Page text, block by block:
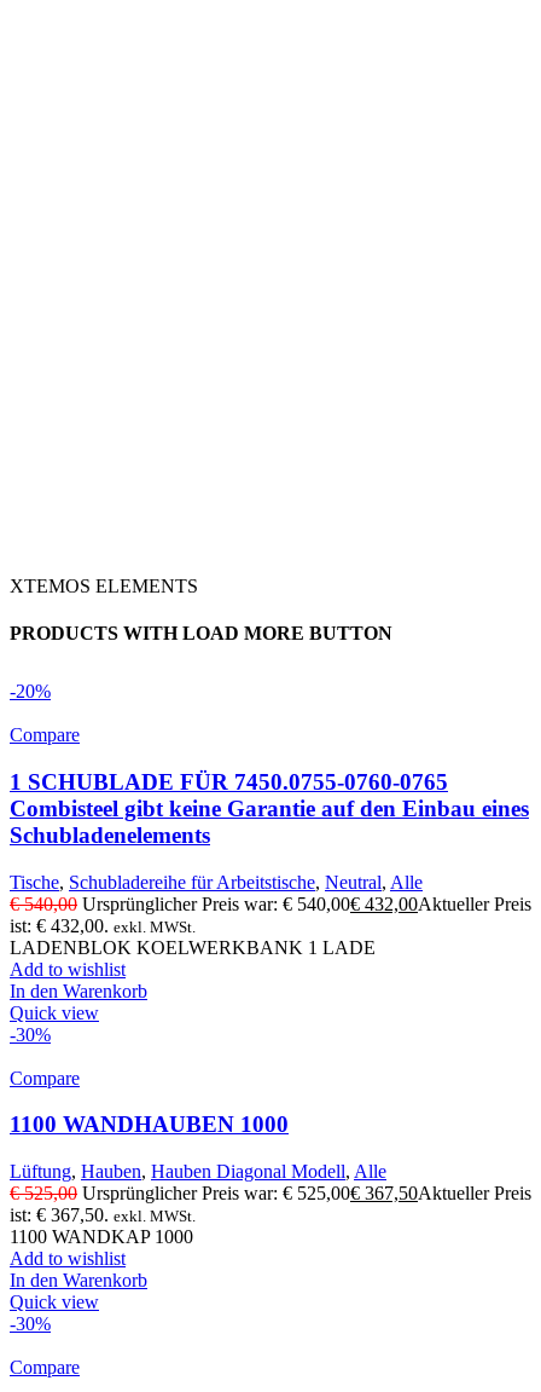
XTEMOS ELEMENTS
PRODUCTS WITH LOAD MORE BUTTON
-20%
Compare
1 SCHUBLADE FÜR 7450.0755-0760-0765
Combisteel gibt keine Garantie auf den Einbau eines
Schubladenelements
Tische, Schubladereihe für Arbeitstische, Neutral, Alle
€540,00 Ursprünglicher Preis war: € 540,00€ 432,00Aktueller Preis
ist: € 432,00. exkl. MWSt.
LADENBLOK KOELWERKBANK 1 LADE
Add to wishlist
In den Warenkorb
Quick view
-30%
Compare
1100 WANDHAUBEN 1000
Lüftung, Hauben, Hauben Diagonal Modell, Alle
€525,00 Ursprünglicher Preis war: € 525,00€ 367,50Aktueller Preis
ist: € 367,50. exkl. MWSt.
1100 WANDKAP 1000
Add to wishlist
In den Warenkorb
Quick view
-30%
Compare